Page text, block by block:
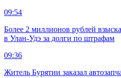
09:54
Более 2 миллионов рублей
в Улан-Удэ за долги по штрафам
09:36
Житель Бурятии заказал